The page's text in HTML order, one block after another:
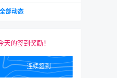
部动态
天的签到奖励！
连续签到